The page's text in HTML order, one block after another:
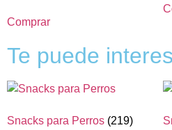
Comprar
Te puede
Snacks para Perros (219)